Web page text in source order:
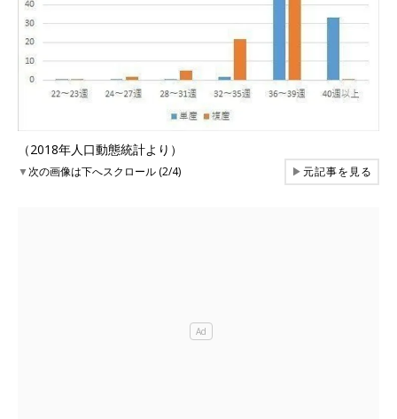
（2018年人口動態統計より）
▼次の画像は下へスクロール (2/4) ▶元記事を見る